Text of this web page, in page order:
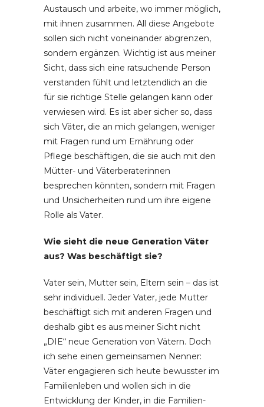
Austausch und arbeite, wo immer möglich,
mit ihnen zusammen. All diese Angebote
sollen sich nicht voneinander abgrenzen,
sondern ergänzen. Wichtig ist aus meiner
Sicht, dass sich eine ratsuchende Person
verstanden fühlt und letztendlich an die
für sie richtige Stelle gelangen kann oder
verwiesen wird. Es ist aber sicher so, dass
sich Väter, die an mich gelangen, weniger
mit Fragen rund um Ernährung oder
Pflege beschäftigen, die sie auch mit den
Mütter- und Väterberaterinnen
besprechen könnten, sondern mit Fragen
und Unsicherheiten rund um ihre eigene
Rolle als Vater.
Wie sieht die neue Generation Väter
aus? Was beschäftigt sie?
Vater sein, Mutter sein, Eltern sein – das ist
sehr individuell. Jeder Vater, jede Mutter
beschäftigt sich mit anderen Fragen und
deshalb gibt es aus meiner Sicht nicht
„DIE“ neue Generation von Vätern. Doch
ich sehe einen gemeinsamen Nenner:
Väter engagieren sich heute bewusster im
Familienleben und wollen sich in die
Entwicklung der Kinder, in die Familien-